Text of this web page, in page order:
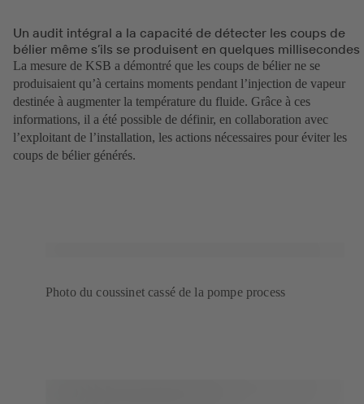
Un audit intégral a la capacité de détecter les coups de
bélier même s’ils se produisent en quelques millisecondes
La mesure de KSB a démontré que les coups de bélier ne se
produisaient qu’à certains moments pendant l’injection de vapeur
destinée à augmenter la température du fluide. Grâce à ces
informations, il a été possible de définir, en collaboration avec
l’exploitant de l’installation, les actions nécessaires pour éviter les
coups de bélier générés.
Photo du coussinet cassé de la pompe process